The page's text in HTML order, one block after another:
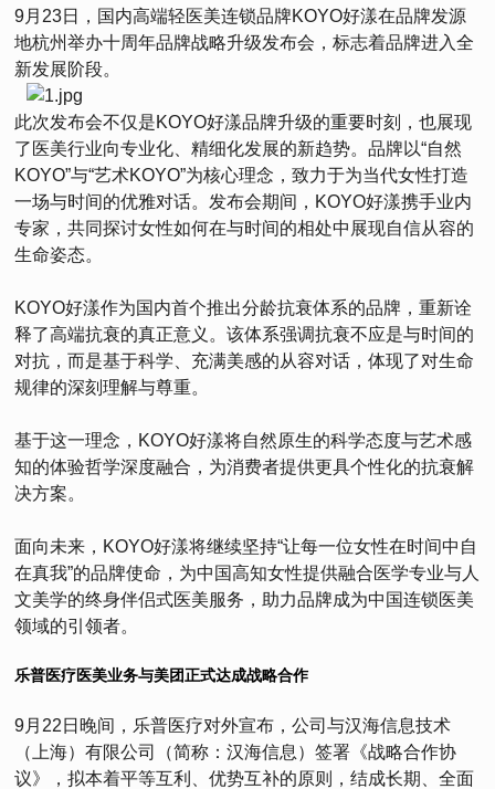
9月23日，国内高端轻医美连锁品牌KOYO好漾在品牌发源
地杭州举办十周年品牌战略升级发布会，标志着品牌进入全
新发展阶段。
此次发布会不仅是KOYO好漾品牌升级的重要时刻，也展现
了医美行业向专业化、精细化发展的新趋势。品牌以“自然
KOYO”与“艺术KOYO”为核心理念，致力于为当代女性打造
一场与时间的优雅对话。发布会期间，KOYO好漾携手业内
专家，共同探讨女性如何在与时间的相处中展现自信从容的
生命姿态。
KOYO好漾作为国内首个推出分龄抗衰体系的品牌，重新诠
释了高端抗衰的真正意义。该体系强调抗衰不应是与时间的
对抗，而是基于科学、充满美感的从容对话，体现了对生命
规律的深刻理解与尊重。
基于这一理念，KOYO好漾将自然原生的科学态度与艺术感
知的体验哲学深度融合，为消费者提供更具个性化的抗衰解
决方案。
面向未来，KOYO好漾将继续坚持“让每一位女性在时间中自
在真我”的品牌使命，为中国高知女性提供融合医学专业与人
文美学的终身伴侣式医美服务，助力品牌成为中国连锁医美
领域的引领者。
乐普医疗医美业务与美团正式达成战略合作
9月22日晚间，乐普医疗对外宣布，公司与汉海信息技术
（上海）有限公司（简称：汉海信息）签署《战略合作协
议》，拟本着平等互利、优势互补的原则，结成长期、全面